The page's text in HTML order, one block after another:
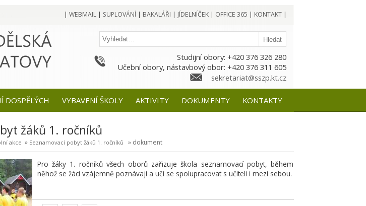
| WEBMAIL| SUPLOVÁNÍ | BAKALÁŘI | JÍDELNÍČEK| OFFICE 365 | KONTAKT|
Studijní obory: +420 376 326 280
Učební obory, nástavbový obor: +420 376 311 605
sekretariat@sszp.kt.cz
DOSPĚLÝCH VYBAVENÍ ŠKOLY AKTIVITY DOKUMENTY KONTAKTY
žáků 1. ročníků
akce » Seznamovací pobyt žáků 1. ročníků » dokument
Pro žáky 1. ročníků všech oborů zařizuje škola seznamovací pobyt, během
něhož se žáci vzájemně poznávají a učí se spolupracovat s učiteli i mezi sebou.